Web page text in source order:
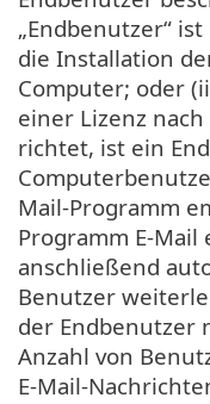
„Endbenutzer“
die Installation
Computer; oder
einer Lizenz
richtet, ist ein
Mail-Programm
Programm E-
anschließend
Benutzer
der Endbenutzer
Anzahl von
E-Mail-